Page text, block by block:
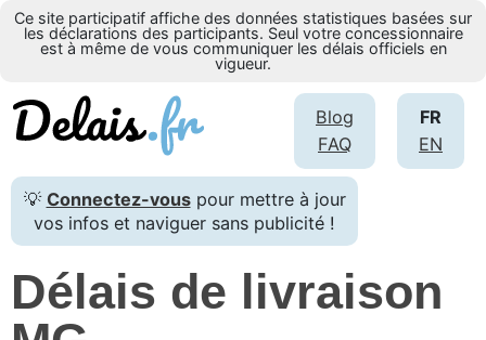
Ce site participatif affiche des données statistiques basées sur
les déclarations des participants. Seul votre concessionnaire
est à même de vous communiquer les délais officiels en
vigueur.
FR
EN
Blog
FAQ
💡 Connectez-vouspour mettre à jour
vos infos et naviguer sans publicité !
Délais de livraison